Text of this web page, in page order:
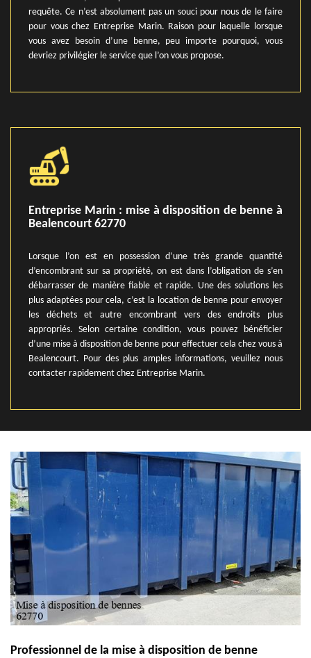
requête. Ce n’est absolument pas un souci pour nous de le faire
pour vous chez Entreprise Marin. Raison pour laquelle lorsque
vous avez besoin d’une benne, peu importe pourquoi, vous
devriez privilégier le service que l’on vous propose.
Entreprise Marin : mise à disposition de benne à
Bealencourt 62770
Lorsque l’on est en possession d’une très grande quantité
d’encombrant sur sa propriété, on est dans l’obligation de s’en
débarrasser de manière fiable et rapide. Une des solutions les
plus adaptées pour cela, c’est la location de benne pour envoyer
les déchets et autre encombrant vers des endroits plus
appropriés. Selon certaine condition, vous pouvez bénéficier
d’une mise à disposition de benne pour effectuer cela chez vous à
Bealencourt. Pour des plus amples informations, veuillez nous
contacter rapidement chez Entreprise Marin.
Professionnel de la mise à disposition de benne